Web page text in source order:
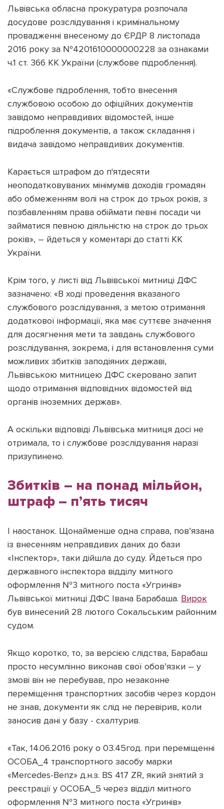
Львівська обласна прокуратура розпочала
досудове розслідування і кримінальному
провадженні внесеному до ЄРДР 8 листопада
2016 року за №4201610000000228 за ознаками
ч.1 ст. 366 КК України (службове підроблення).
«Службове підроблення, тобто внесення
службовою особою до офіційних документів
завідомо неправдивих відомостей, інше
підроблення документів, а також складання і
видача завідомо неправдивих документів.
Карається штрафом до п'ятдесяти
неоподатковуваних мінімумів доходів громадян
або обмеженням волі на строк до трьох років, з
позбавленням права обіймати певні посади чи
займатися певною діяльністю на строк до трьох
років», – йдеться у коментарі до статті КК
України.
Крім того, у листі від Львівської митниці ДФС
зазначено: «В ході проведення вказаного
службового розслідування, з метою отримання
додаткової інформації, яка має суттєве значення
для досягнення мети та завдань службового
розслідування, зокрема, і для встановлення суми
можливих збитків заподіяних державі,
Львівською митницею ДФС скеровано запит
щодо отримання відповідних відомостей від
органів іноземних держав».
А оскільки відповіді Львівська митниця досі не
отримала, то і службове розслідування наразі
призупинено.
Збитків – на понад мільйон,
штраф – п’ять тисяч
І наостанок. Щонайменше одна справа, пов’язана
із внесенням неправдивих даних до бази
«Інспектор», таки дійшла до суду. Йдеться про
державного інспектора відділу митного
оформлення №3 митного поста «Угринів»
Львівської митниці ДФС Івана Барабаша. Вирок
був винесений 28 лютого Сокальським районним
судом.
Якщо коротко, то, за версією слідства, Барабаш
просто несумлінно виконав свої обов’язки – у
змові він не перебував, про незаконне
переміщення транспортних засобів через кордон
не знав, документи як слід не перевірив, коли
заносив дані у базу - схалтурив.
«Так, 14.06.2016 року о 03.45год. при переміщенні
ОСОБА_4 транспортного засобу марки
«Mercedes-Benz» д.н.з. BS 417 ZR, який знятий з
реєстрації у ОСОБА_5 через відділ митного
оформлення №3 митного поста «Угринів»